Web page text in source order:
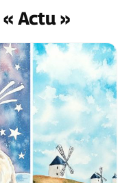
Actu »